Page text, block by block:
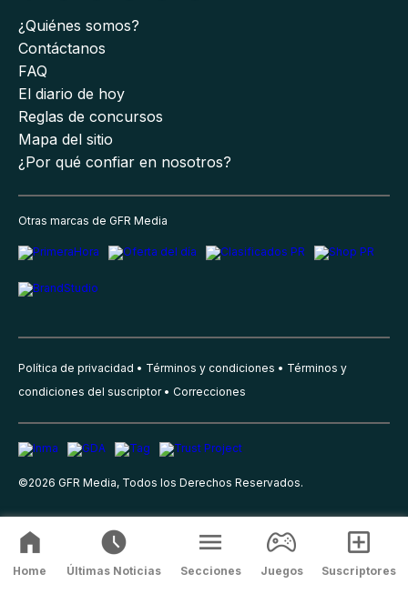
¿Quiénes somos?
Contáctanos
FAQ
El diario de hoy
Reglas de concursos
Mapa del sitio
¿Por qué confiar en nosotros?
Otras marcas de GFR Media
Política de privacidad Términos y condiciones
Términos y
condiciones del suscriptor
Correcciones
©2026 GFR Media, Todos los Derechos Reservados.
Home Últimas Noticias Secciones Juegos Suscriptores